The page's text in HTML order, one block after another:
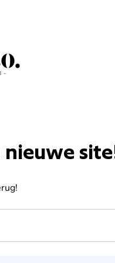
nieuwe